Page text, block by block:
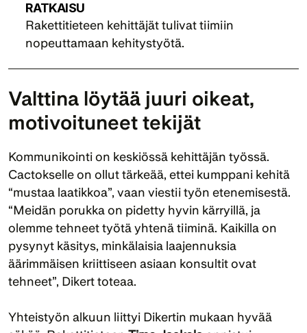
RATKAISU
Rakettitieteen kehittäjät tulivat tiimiin
nopeuttamaan kehitystyötä.
Valttina löytää juuri oikeat,
motivoituneet tekijät
Kommunikointi on keskiössä kehittäjän työssä.
Cactokselle on ollut tärkeää, ettei kumppani kehitä
“mustaa laatikkoa”, vaan viestii työn etenemisestä.
“Meidän porukka on pidetty hyvin kärryillä, ja
olemme tehneet työtä yhtenä tiiminä. Kaikilla on
pysynyt käsitys, minkälaisia laajennuksia
äärimmäisen kriittiseen asiaan konsultit ovat
tehneet”, Dikert toteaa.
Yhteistyön alkuun liittyi Dikertin mukaan hyvää